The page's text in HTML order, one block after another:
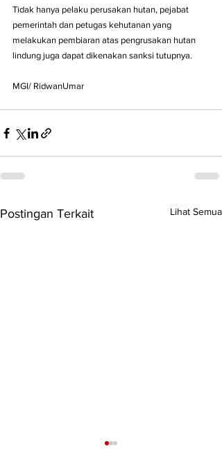
Tidak hanya pelaku perusakan hutan, pejabat
pemerintah dan petugas kehutanan yang
melakukan pembiaran atas pengrusakan hutan
lindung juga dapat dikenakan sanksi tutupnya.
MGI/ RidwanUmar
Postingan Terkait Lihat Semua